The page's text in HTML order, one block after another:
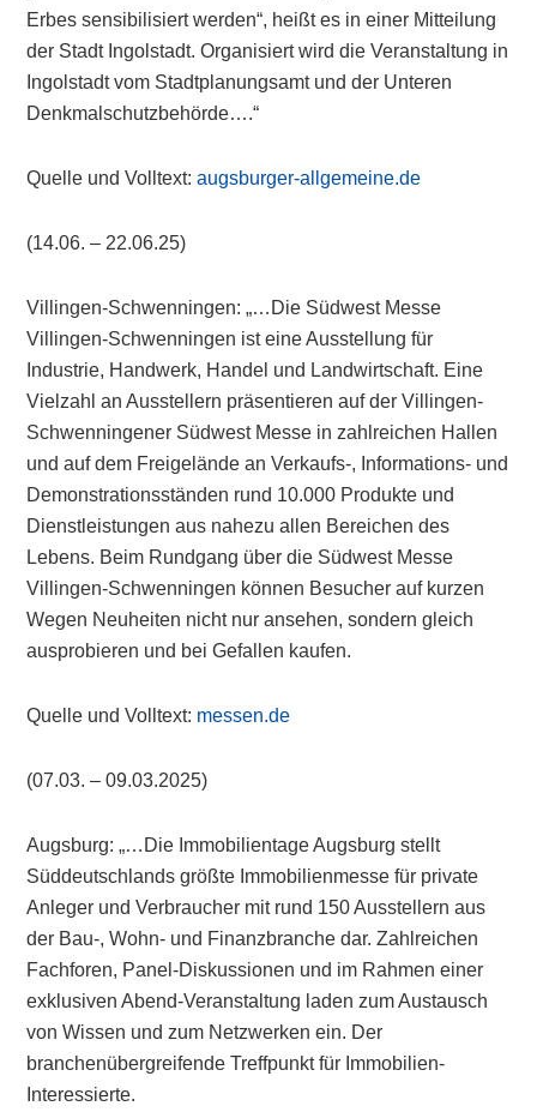
Erbes sensibilisiert werden“, heißt es in einer Mitteilung
der Stadt Ingolstadt. Organisiert wird die Veranstaltung in
Ingolstadt vom Stadtplanungsamt und der Unteren
Denkmalschutzbehörde….“
Quelle und Volltext:augsburger-allgemeine.de
(14.06. – 22.06.25)
Villingen-Schwenningen: „…Die Südwest Messe
Villingen-Schwenningen ist eine Ausstellung für
Industrie, Handwerk, Handel und Landwirtschaft. Eine
Vielzahl an Ausstellern präsentieren auf der Villingen-
Schwenningener Südwest Messe in zahlreichen Hallen
und auf dem Freigelände an Verkaufs-, Informations- und
Demonstrationsständen rund 10.000 Produkte und
Dienstleistungen aus nahezu allen Bereichen des
Lebens. Beim Rundgang über die Südwest Messe
Villingen-Schwenningen können Besucher auf kurzen
Wegen Neuheiten nicht nur ansehen, sondern gleich
ausprobieren und bei Gefallen kaufen.
Quelle und Volltext: messen.de
(07.03. – 09.03.2025)
Augsburg: „…Die Immobilientage Augsburg stellt
Süddeutschlands größte Immobilienmesse für private
Anleger und Verbraucher mit rund 150 Ausstellern aus
der Bau-, Wohn- und Finanzbranche dar. Zahlreichen
Fachforen, Panel-Diskussionen und im Rahmen einer
exklusiven Abend-Veranstaltung laden zum Austausch
von Wissen und zum Netzwerken ein. Der
branchenübergreifende Treffpunkt für Immobilien-
Interessierte.